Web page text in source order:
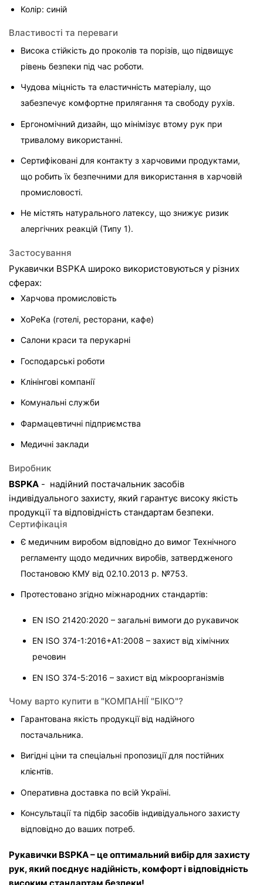
Колір: синій
Властивості та переваги
Висока стійкість до проколів та порізів, що підвищує
рівень безпеки під час роботи.
Чудова міцність та еластичність матеріалу, що
забезпечує комфортне прилягання та свободу рухів.
Ергономічний дизайн, що мінімізує втому рук при
тривалому використанні.
Сертифіковані для контакту з харчовими продуктами,
що робить їх безпечними для використання в харчовій
промисловості.
Не містять натурального латексу, що знижує ризик
алергічних реакцій (Типу 1).
Застосування
Рукавички BSPKA широко використовуються у різних
сферах:
Харчова промисловість
ХоРеКа (готелі, ресторани, кафе)
Салони краси та перукарні
Господарські роботи
Клінінгові компанії
Комунальні служби
Фармацевтичні підприємства
Медичні заклади
Виробник
BSPKA -  надійний постачальник засобів
індивідуального захисту, який гарантує високу якість
продукції та відповідність стандартам безпеки.
Сертифікація
Є медичним виробом відповідно до вимог Технічного
регламенту щодо медичних виробів, затвердженого
Постановою КМУ від 02.10.2013 р. №753.
Протестовано згідно міжнародних стандартів:
EN ISO 21420:2020 – загальні вимоги до рукавичок
EN ISO 374-1:2016+А1:2008 – захист від хімічних
речовин
EN ISO 374-5:2016 – захист від мікроорганізмів
Чому варто купити в "КОМПАНІЇ "БІКО"?
Гарантована якість продукції від надійного
постачальника.
Вигідні ціни та спеціальні пропозиції для постійних
клієнтів.
Оперативна доставка по всій Україні.
Консультації та підбір засобів індивідуального захисту
відповідно до ваших потреб.
Рукавички BSPKA – це оптимальний вибір для захисту
рук, який поєднує надійність, комфорт і відповідність